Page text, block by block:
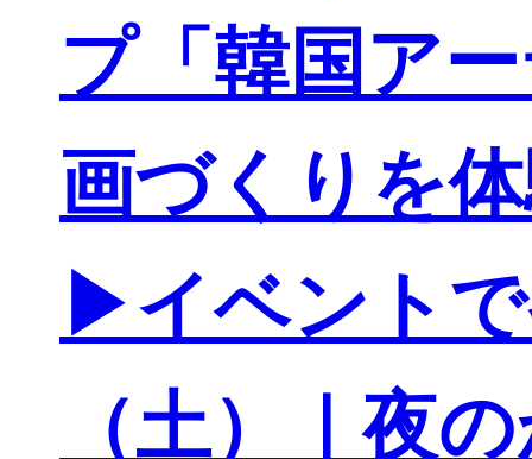
プ「韓国ア
画づくりを
▶イベント
（土）｜夜